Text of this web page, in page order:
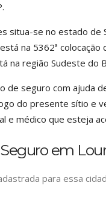
situa-se no estado de
na 5362ª
na região Sudeste do
de seguro com ajuda
do presente sítio e
e médico que esteja
em
para essa